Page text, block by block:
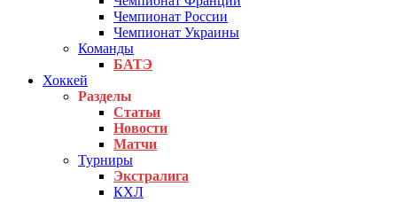
Чемпионат России
Чемпионат Украины
Команды
БАТЭ
Хоккей
Разделы
Статьи
Новости
Матчи
Турниры
Экстралига
КХЛ